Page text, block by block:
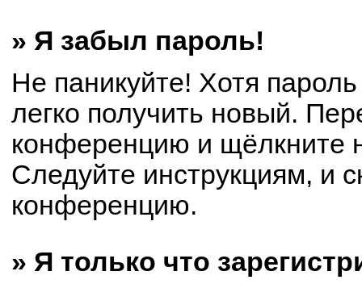
» Я забыл пароль!
Не паникуйте! Хотя
легко получить новый.
конференцию и щёлкните
Следуйте инструкциям, и
конференцию.
» Я только что